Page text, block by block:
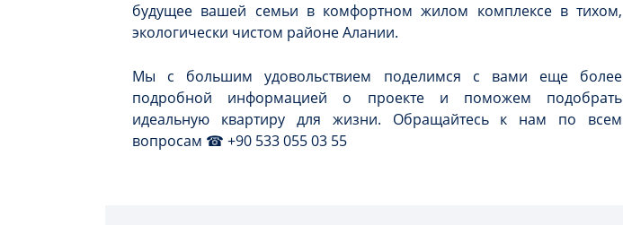
будущее вашей семьи в комфортном жилом комплексе в тихом,
экологически чистом районе Алании.
Мы с большим удовольствием поделимся с вами еще более
подробной информацией о проекте и поможем подобрать
идеальную квартиру для жизни. Обращайтесь к нам по всем
вопросам ☎ +90 533 055 03 55